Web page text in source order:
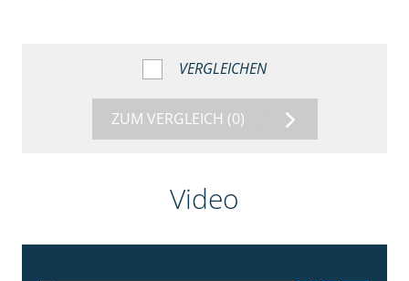
VERGLEICHEN
ZUM VERGLEICH (0)
Video